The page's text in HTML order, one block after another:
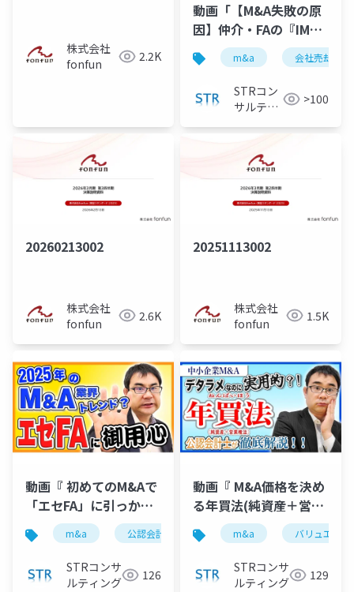
株式会社
fonfun
2.2K
動画「【M&A失敗の原
因】仲介・FAの『IM』
では会社の魅力が伝わ
らない！公認会計士が
解説」で投影したスラ
イド
m&a 会社売却
STRコン
サルティ
>100
20260213002
株式会社
fonfun
2.6K
20251113002
株式会社
fonfun
1.5K
動画『 初めてのM&Aで
「エセFA」に引っかか
りやすい売り手の特徴
２選 』で投影した資料
m&a 公認会計士 strコンサルティング
STRコンサ
ルティング
126
動画『 M&A価格を決め
る年買法(純資産＋営業
権)のウソと実用性を公
認会計士が徹底解説 』
で投影した資料
m&a バリュエー
STRコンサ
ルティング
129